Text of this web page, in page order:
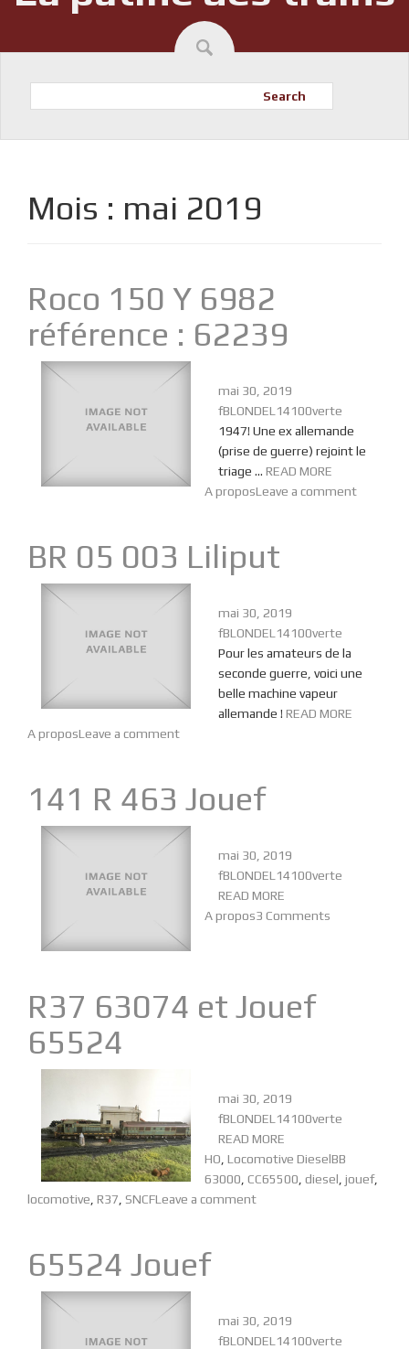
Search
Mois : mai 2019
Roco 150 Y 6982
référence : 62239
mai 30, 2019
fBLONDEL14100verte
1947! Une ex allemande
(prise de guerre) rejoint le
triage … READ MORE
A proposLeave a comment
BR 05 003 Liliput
mai 30, 2019
fBLONDEL14100verte
Pour les amateurs de la
seconde guerre, voici une
belle machine vapeur
allemande ! READ MORE
A proposLeave a comment
141 R 463 Jouef
mai 30, 2019
fBLONDEL14100verte
READ MORE
A propos3 Comments
R37 63074 et Jouef
65524
mai 30, 2019
fBLONDEL14100verte
READ MORE
HO Locomotive DieselBB
63000 CC65500 diesel jouef,
locomotive R37 SNCFLeave a comment
65524 Jouef
mai 30, 2019
fBLONDEL14100verte